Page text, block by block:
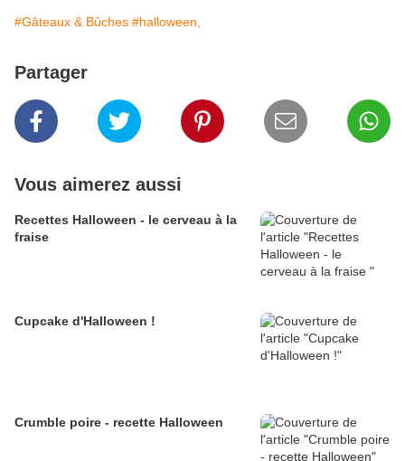
#Gâteaux & Bûches #halloween,
Partager
Vous aimerez aussi
Recettes Halloween - le cerveau à la
fraise
Cupcake d'Halloween !
Crumble poire - recette Halloween